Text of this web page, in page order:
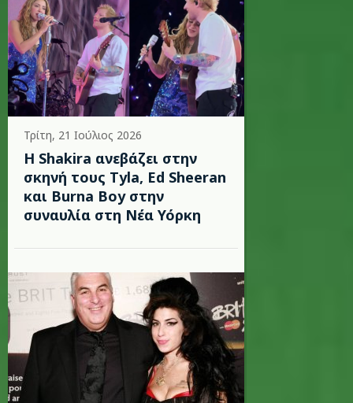
Τρίτη, 21 Ιούλιος 2026
Η Shakira ανεβάζει στην
σκηνή τους Tyla, Ed Sheeran
και Burna Boy στην
συναυλία στη Νέα Υόρκη